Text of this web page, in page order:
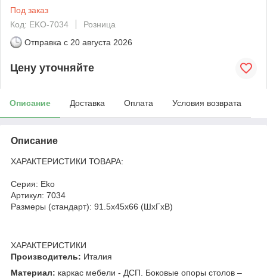
Под заказ
Код: EKO-7034
Розница
Отправка с 20 августа 2026
Цену уточняйте
Описание Доставка Оплата Условия возврата
Описание
ХАРАКТЕРИСТИКИ ТОВАРА:
Серия: Eko
Артикул: 7034
Размеры (стандарт): 91.5x45x66 (ШхГхВ)
ХАРАКТЕРИСТИКИ
Производитель: Италия
Материал: каркас мебели - ДСП. Боковые опоры столов –